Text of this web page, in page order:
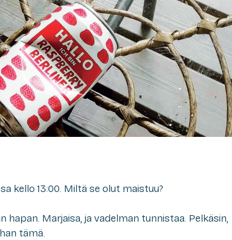
kello 13:00. Miltä se olut maistuu?
hapan. Marjaisa, ja vadelman tunnistaa. Pelkäsin,
tämä.